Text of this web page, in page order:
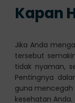
Kapan
Jika Anda
tersebut
tidak nyaman,
Pentingnya
guna mencegah
kesehatan Anda.